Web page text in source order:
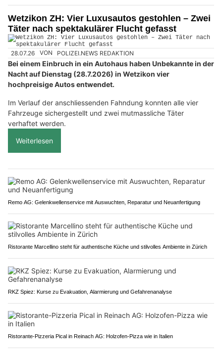
Wetzikon ZH: Vier Luxusautos gestohlen – Zwei
Täter nach spektakulärer Flucht gefasst
28.07.26 VON POLIZEI.NEWS REDAKTION
Bei einem Einbruch in ein Autohaus haben Unbekannte in der
Nacht auf Dienstag (28.7.2026) in Wetzikon vier
hochpreisige Autos entwendet.
Im Verlauf der anschliessenden Fahndung konnten alle vier
Fahrzeuge sichergestellt und zwei mutmassliche Täter
verhaftet werden.
Weiterlesen
Remo AG: Gelenkwellenservice mit Auswuchten, Reparatur und Neuanfertigung
Ristorante Marcellino steht für authentische Küche und stilvolles Ambiente in Zürich
RKZ Spiez: Kurse zu Evakuation, Alarmierung und Gefahrenanalyse
Ristorante-Pizzeria Pical in Reinach AG: Holzofen-Pizza wie in Italien